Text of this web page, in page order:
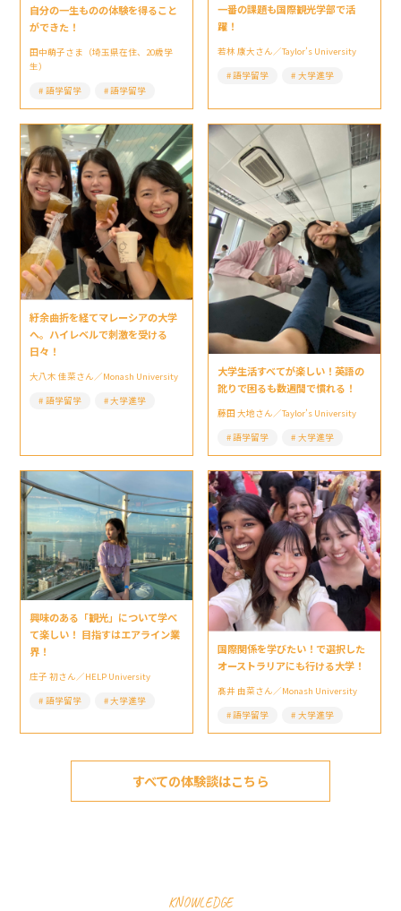
自分の一生ものの体験を得ること
ができた！
田中萌子さま（埼玉県在住、20歳学
生）
語学留学
語学留学
一番の課題も国際観光学部で活
躍！
若林 康大さん／Taylor’s University
語学留学
大学進学
紆余曲折を経てマレーシアの大学
へ。ハイレベルで刺激を受ける
日々！
大八木 佳菜さん／Monash University
語学留学
大学進学
大学生活すべてが楽しい！英語の
訛りで困るも数週間で慣れる！
藤田 大地さん／Taylor’s University
語学留学
大学進学
興味のある「観光」について学べ
て楽しい！ 目指すはエアライン業
界！
庄子 初さん／HELP University
語学留学
大学進学
国際関係を学びたい！で選択した
オーストラリアにも行ける大学！
髙井 由菜さん／Monash University
語学留学
大学進学
すべての体験談はこちら
KNOWLEDGE